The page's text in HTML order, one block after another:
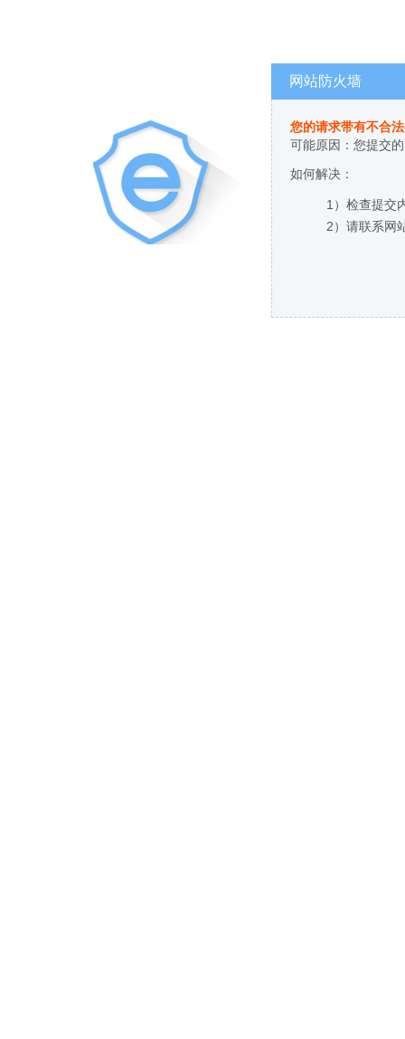
网站防火墙
您的请求带有不合
可能原因：您提交
如何解决：
1）检查提交
2）请联系网